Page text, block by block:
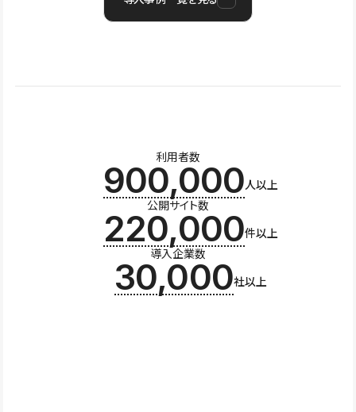
利用者数
900,000人以上
公開サイト数
220,000件以上
導入企業数
30,000社以上